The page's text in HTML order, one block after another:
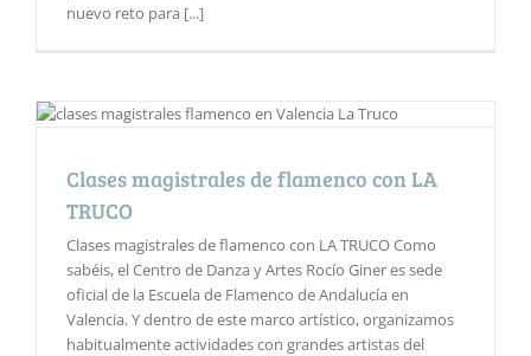
nuevo reto para [...]
Clases magistrales de flamenco con LA
TRUCO
Clases magistrales de flamenco con LA TRUCO Como
sabéis, el Centro de Danza y Artes Rocío Giner es sede
oficial de la Escuela de Flamenco de Andalucía en
Valencia. Y dentro de este marco artístico, organizamos
habitualmente actividades con grandes artistas del